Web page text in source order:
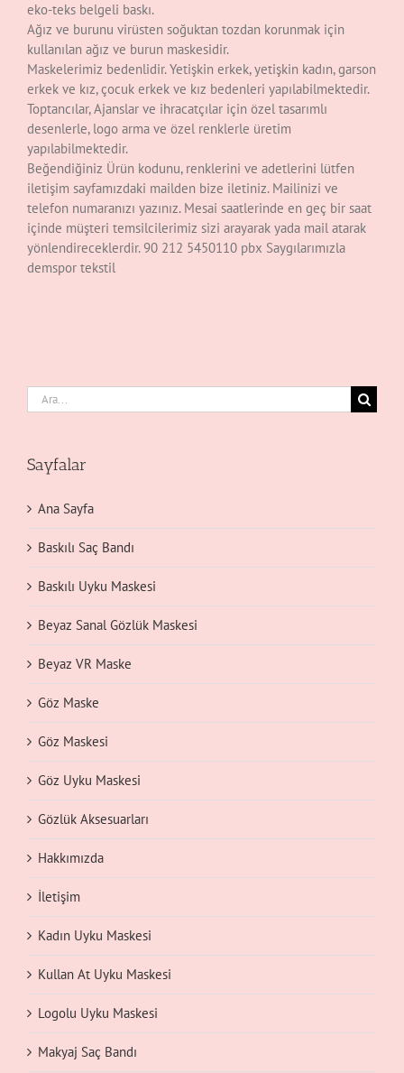
eko-teks belgeli baskı.
Ağız ve burunu virüsten soğuktan tozdan korunmak için
kullanılan ağız ve burun maskesidir.
Maskelerimiz bedenlidir. Yetişkin erkek, yetişkin kadın, garson
erkek ve kız, çocuk erkek ve kız bedenleri yapılabilmektedir.
Toptancılar, Ajanslar ve ihracatçılar için özel tasarımlı
desenlerle, logo arma ve özel renklerle üretim
yapılabilmektedir.
Beğendiğiniz Ürün kodunu, renklerini ve adetlerini lütfen
iletişim sayfamızdaki mailden bize iletiniz. Mailinizi ve
telefon numaranızı yazınız. Mesai saatlerinde en geç bir saat
içinde müşteri temsilcilerimiz sizi arayarak yada mail atarak
yönlendireceklerdir. 90 212 5450110 pbx Saygılarımızla
demspor tekstil
Ara:
Sayfalar
Ana Sayfa
Baskılı Saç Bandı
Baskılı Uyku Maskesi
Beyaz Sanal Gözlük Maskesi
Beyaz VR Maske
Göz Maske
Göz Maskesi
Göz Uyku Maskesi
Gözlük Aksesuarları
Hakkımızda
İletişim
Kadın Uyku Maskesi
Kullan At Uyku Maskesi
Logolu Uyku Maskesi
Makyaj Saç Bandı